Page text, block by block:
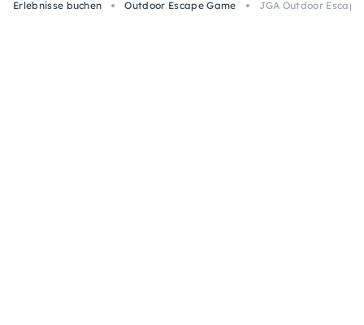
Erlebnisse buchen
Outdoor Escape Game JGA Outdoor Escape